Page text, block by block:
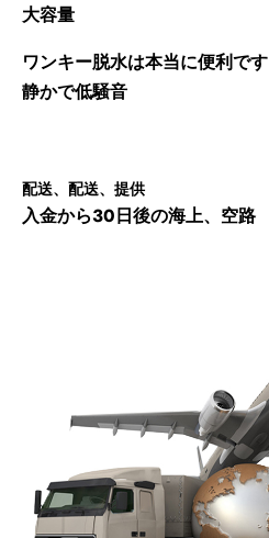
大容量
ワンキー脱水は本当に便利です
静かで低騒音
配送、配送、提供
入金から30日後の海上、空路